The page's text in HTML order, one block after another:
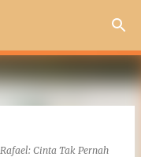
Cinta Tak Pernah